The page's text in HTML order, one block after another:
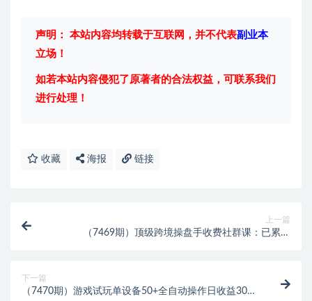
声明： 本站内容均转载于互联网，并不代表副业本
立场！
如若本站内容侵犯了原著者的合法权益，可联系我们
进行处理！
收藏 海报 链接
上一篇
（7469期）顶级跨境操盘手收费社群课：已累计
下一篇
（7470期）游戏试玩单设备50+全自动操作日收益300-